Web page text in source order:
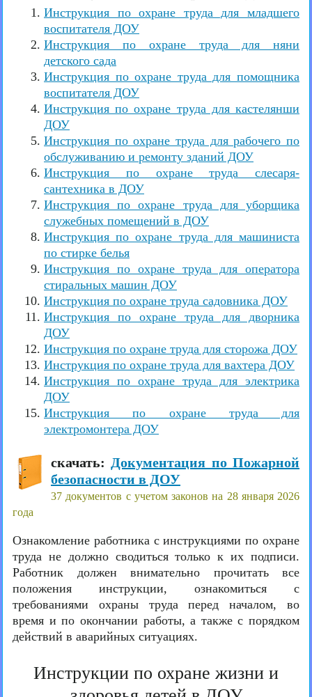
Инструкция по охране труда для младшего
воспитателя ДОУ
Инструкция по охране труда для няни
детского сада
Инструкция по охране труда для помощника
воспитателя ДОУ
Инструкция по охране труда для кастелянши
ДОУ
Инструкция по охране труда для рабочего по
обслуживанию и ремонту зданий ДОУ
Инструкция по охране труда слесаря-
сантехника в ДОУ
Инструкция по охране труда для уборщика
служебных помещений в ДОУ
Инструкция по охране труда для машиниста
по стирке белья
Инструкция по охране труда для оператора
стиральных машин ДОУ
Инструкция по охране труда садовника ДОУ
Инструкция по охране труда для дворника
ДОУ
Инструкция по охране труда для сторожа ДОУ
Инструкция по охране труда для вахтера ДОУ
Инструкция по охране труда для электрика
ДОУ
Инструкция по охране труда для
электромонтера ДОУ
скачать: Документация по Пожарной
безопасности в ДОУ
37 документов с учетом законов на 28 января 2026
года
Ознакомление работника с инструкциями по охране
труда не должно сводиться только к их подписи.
Работник должен внимательно прочитать все
положения инструкции, ознакомиться с
требованиями охраны труда перед началом, во
время и по окончании работы, а также с порядком
действий в аварийных ситуациях.
Инструкции по охране жизни и